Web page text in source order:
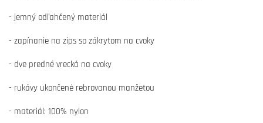
- jemný odľahčený materiál
- zapínanie na zips so zákrytom na cvoky
- dve predné vrecká na cvoky
- rukávy ukončené rebrovanou manžetou
- materiál: 100% nylon